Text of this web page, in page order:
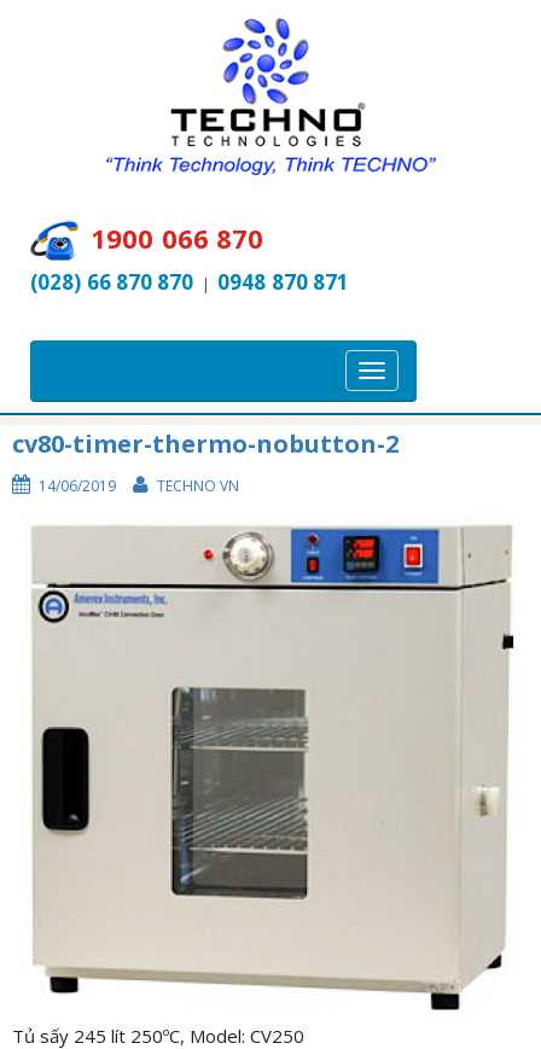
1900 066 870
(028) 66 870 870 | 0948 870 871
T
o
g
e
n
a
cv80-timer-thermo-nobutton-2
14/06/2019 TECHNO VN
Tủ sấy 245 lít 250ºC, Model: CV250